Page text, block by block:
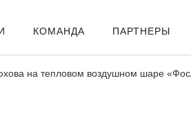
КОМАНДА ПАРТНЕРЫ
на тепловом воздушном шаре